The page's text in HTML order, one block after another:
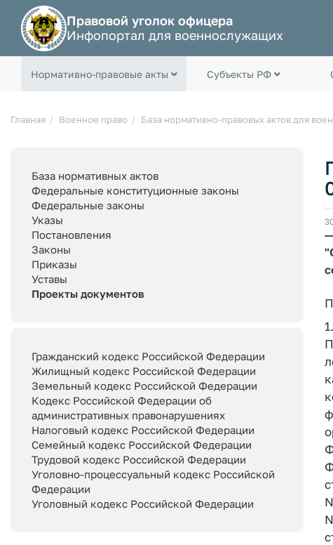
Правовой уголок офицера
Инфопортал для военнослужащих
Нормативно-правовые акты Субъекты РФ
Главная Военное право База нормативно-правовых актов для
База нормативных актов
Федеральные конституционные законы
Федеральные законы
Указы
Постановления
Законы
Приказы
Уставы
Проекты документов
Гражданский кодекс Российской Федерации
Жилищный кодекс Российской Федерации
Земельный кодекс Российской Федерации
Кодекс Российской Федерации об
административных правонарушениях
Налоговый кодекс Российской Федерации
Семейный кодекс Российской Федерации
Трудовой кодекс Российской Федерации
Уголовно-процессуальный кодекс Российской
Федерации
Уголовный кодекс Российской Федерации